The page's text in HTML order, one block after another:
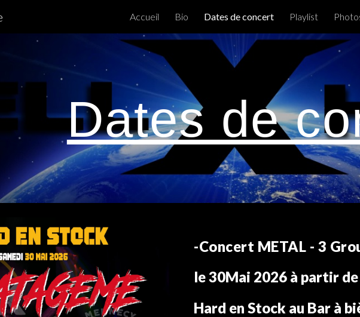
Skip to main content Skip to
Accueil Bio Dates de concert Playlist
Dates de
-Concert METAL - 3
le30Mai 2026 à partir
Hard en Stock au Bar à